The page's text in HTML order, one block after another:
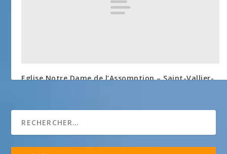
Eglise Notre Dame de l’Assomption – Saint-Vallier-